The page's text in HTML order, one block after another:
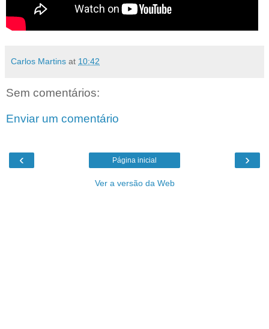
Carlos Martins at 10:42
Sem comentários:
Enviar um comentário
‹ ›
Página inicial
Ver a versão da Web